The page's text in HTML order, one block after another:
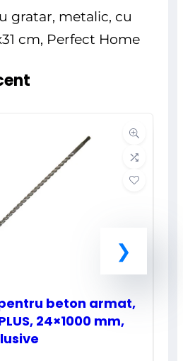
beton armat,
24×1000 mm,